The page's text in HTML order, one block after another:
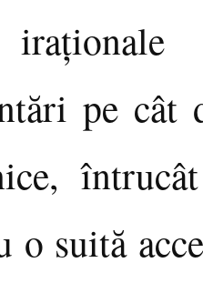
pe cât
o suită